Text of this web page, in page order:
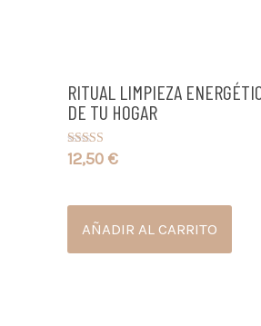
RITUAL LIMPIEZA
DE TU HOGAR
Valorado con
5.00
12,50 €
AÑADIR AL CARRITO